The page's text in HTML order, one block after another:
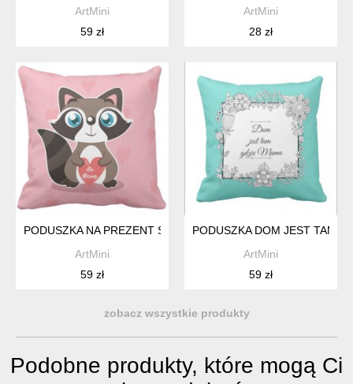
ArtMini
59 zł
ArtMini
28 zł
PODUSZKA NA PREZENT SERCE DLA KOCHANEJ MAMY
ArtMini
59 zł
PODUSZKA DOM JEST TAM
ArtMini
59 zł
zobacz wszystkie produkty
Podobne produkty, które mogą Ci